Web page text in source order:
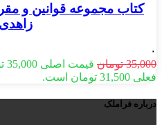
کتاب مجموعه قوانین و
۰
35,000 تومان قیمت اصلی 35,000 تومان بود.
فعلی 31,500 تومان است.
درباره فراملک